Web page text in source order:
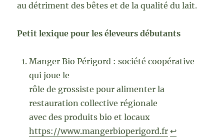
au détriment des bêtes et de la qualité du lait.
Petit lexique pour les éleveurs débutants
Manger Bio Périgord : société coopérative
qui joue le
rôle de grossiste pour alimenter la
restauration collective régionale
avec des produits bio et locaux
https://www.mangerbioperigord.fr ↩︎